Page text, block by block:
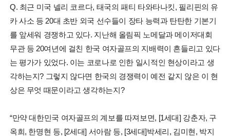
Q. 최근 미국 넬리 코르다, 태국의 패티 타와타나킷, 필리핀의 유
카 사소 등 20대 초반 외국 선수들이 장타 능력과 탄탄한 기본기
를 앞세워 경쟁하고 있다. 지난해 올림픽 노메달과 메이저대회
무관 등 20여년에 걸친 한국 여자골프의 지배력이 흔들리고 있다
는 평가가 있었다. 이는 코로나로 인한 일시적인 현상이라고 생
각하는지? 그렇지 않다면 한국의 경쟁력이 예전 같지 않은 이 현
상은 무엇 때문이라고 생각하는지?
“만약 대한민국 여자골프의 계보를 따져보면, [1세대] 강춘자, 구
옥희, 한명현 등, [2세대] 서아람 등, [3세대]박세리, 김미현, 박지